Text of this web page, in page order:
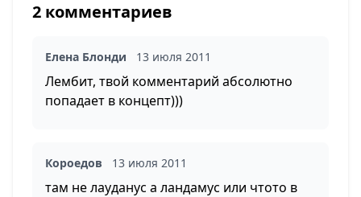
2 комментариев
Елена Блонди 13 июля 2011
Лембит, твой комментарий абсолютно
попадает в концепт)))
Короедов 13 июля 2011
там не лауданус а ландамус или чтото в